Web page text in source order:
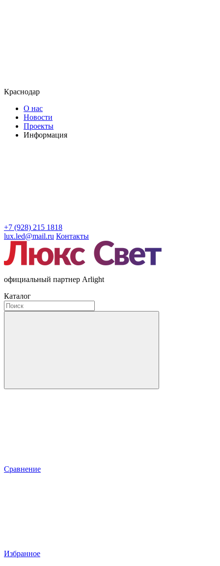
Краснодар
О нас
Новости
Проекты
Информация
+7 (928) 215 1818
lux.led@mail.ru Контакты
официальный партнер Arlight
Каталог
Сравнение
Избранное